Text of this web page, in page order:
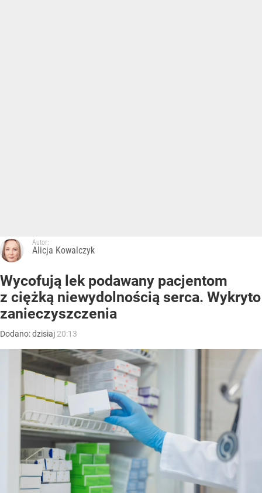
Autor:
Alicja Kowalczyk
Wycofują lek podawany pacjentom
z ciężką niewydolnością serca. Wykryto
zanieczyszczenia
Dodano:dzisiaj 20:13